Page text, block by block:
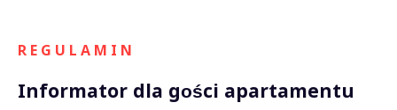
R E G U L A M I N
Informator dla gości apartamentu